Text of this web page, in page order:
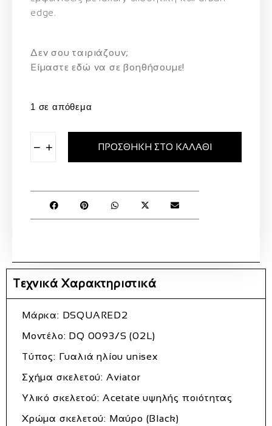
edge.
Δεν σου ταιριάζουν;
Eίμαστε εδώ να σε βοηθήσουμε!
1 σε απόθεμα
− + ΠΡΟΣΘΉΚΗ ΣΤΟ ΚΑΛΆΘΙ
Τεχνικά Χαρακτηριστικά
Μάρκα: DSQUARED2
Μοντέλο: DQ 0093/S (02L)
Τύπος: Γυαλιά ηλίου unisex
Σχήμα σκελετού: Aviator
Υλικό σκελετού: Acetate υψηλής ποιότητας
Χρώμα σκελετού: Μαύρο (Black)